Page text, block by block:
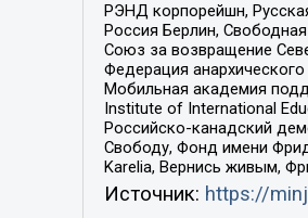
РЭНД корпорейшн,
Россия Берлин,
Союз за возвращение
Федерация
Мобильная академия
Institute of International
Российско-канадский
Свободу, Фонд имени
Karelia, Вернись живым,
Источник: https://